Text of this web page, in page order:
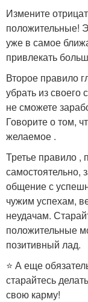
Измените
положительные!
уже в самое
привлекать
Второе правило
убрать из своего
не сможете
Говорите о том,
желаемое .
Третье правило ,
самостоятельно,
общение с
чужим успехам,
неудачам.
положительные
позитивный лад.
⭐️ А еще
старайтесь
свою карму!